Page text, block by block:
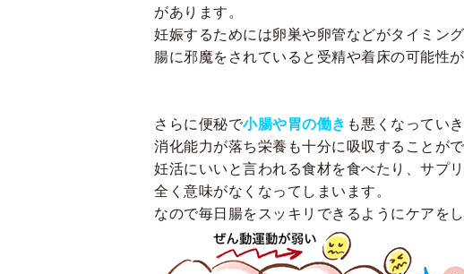
があります。
妊娠するためには卵巣や卵管などがタイミン
腸に邪魔をされていると受精や着床の可能性
さらに便秘で小腸や胃の働き も悪くなっていき
消化能力が落ち栄養も十分に吸収することが
妊活にいいと言われる食材を食べたり、サプ
全く意味がなくなってしまいます。
なので毎日腸をスッキリできるようにケアをし